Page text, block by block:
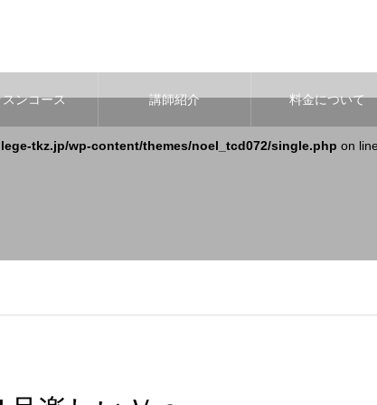
スンコース 講師紹介 料金について
tkz.jp/wp-content/themes/noel_tcd072/single.php on line